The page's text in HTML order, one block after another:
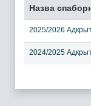
Назва
2025/2026
2024/2025